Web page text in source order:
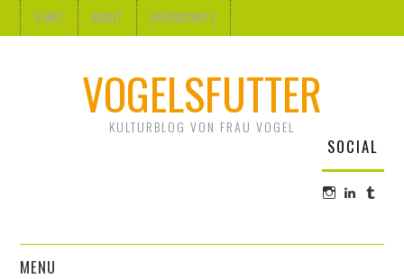
START ABOUT DATENSCHUTZ
VOGELSFUTTER
KULTURBLOG VON FRAU VOGEL
SOCIAL
Profil
Instagram
Profil
aufauf
MENU